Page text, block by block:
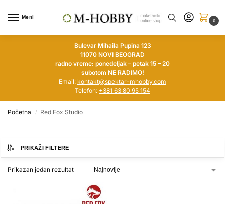
Meni
0
Bulevar Mihaila Pupina 123
11070 NOVI BEOGRAD
radno vreme: ponedeljak – petak 15 – 20
subotom NE RADIMO!
Email: kontakt@spektar-mhobby.com
Telefon: +381 63 80 95 154
Početna / Red Fox Studio
PRIKAŽI FILTERE
Prikazan jedan rezultat